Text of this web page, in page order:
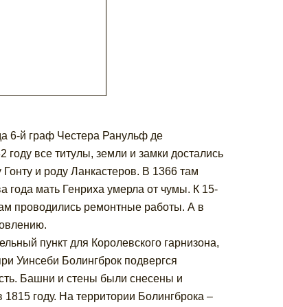
6-й граф Честера Ранульф де
все титулы, земли и замки достались
и роду Ланкастеров. В 1366 там
года мать Генриха умерла от чумы. К 15-
проводились ремонтные работы. А в
пункт для Королевского гарнизона,
Уинсеби Болингброк подвергся
Башни и стены были снесены и
году. На территории Болингброка –